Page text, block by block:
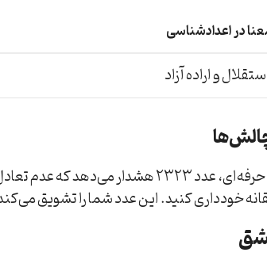
در اعدادشناسی
و اراده آزاد
با وجود موفقیت‌های حرفه‌ای، عدد
خودداری کنید. این عدد شما را تشویق